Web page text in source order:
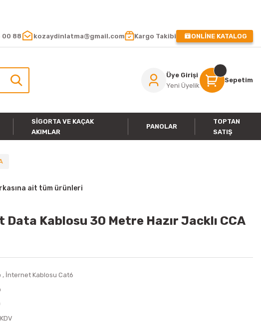
00 88 kozaydinlatma@gmail.com Kargo Takibi ONLİNE KATALOG
Üye Girişi
Yeni Üyelik
Sepetim
SIGORTA VE KAÇAK
AKIMLAR
PANOLAR
TOPTAN
SATIŞ
ait tüm ürünleri
Kablosu 30 Metre Hazır Jacklı CCA
, İnternet Kablosu Cat6